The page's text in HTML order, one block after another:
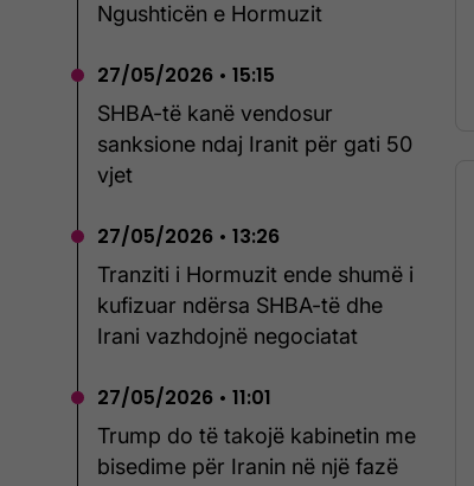
Ngushticën e Hormuzit
27/05/2026 • 15:15
SHBA-të kanë vendosur
sanksione ndaj Iranit për gati 50
vjet
27/05/2026 • 13:26
Tranziti i Hormuzit ende shumë i
kufizuar ndërsa SHBA-të dhe
Irani vazhdojnë negociatat
27/05/2026 • 11:01
Trump do të takojë kabinetin me
bisedime për Iranin në një fazë